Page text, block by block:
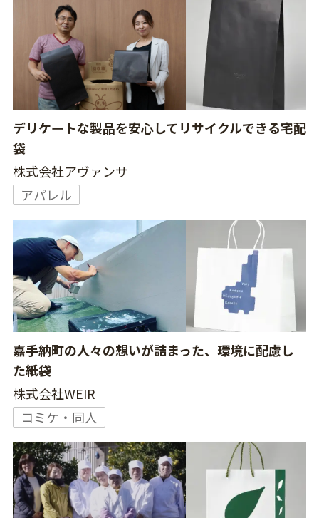
デリケートな製品を安心してリサイクルできる宅配
袋
株式会社アヴァンサ
アパレル
嘉手納町の人々の想いが詰まった、環境に配慮し
た紙袋
株式会社WEIR
コミケ・同人